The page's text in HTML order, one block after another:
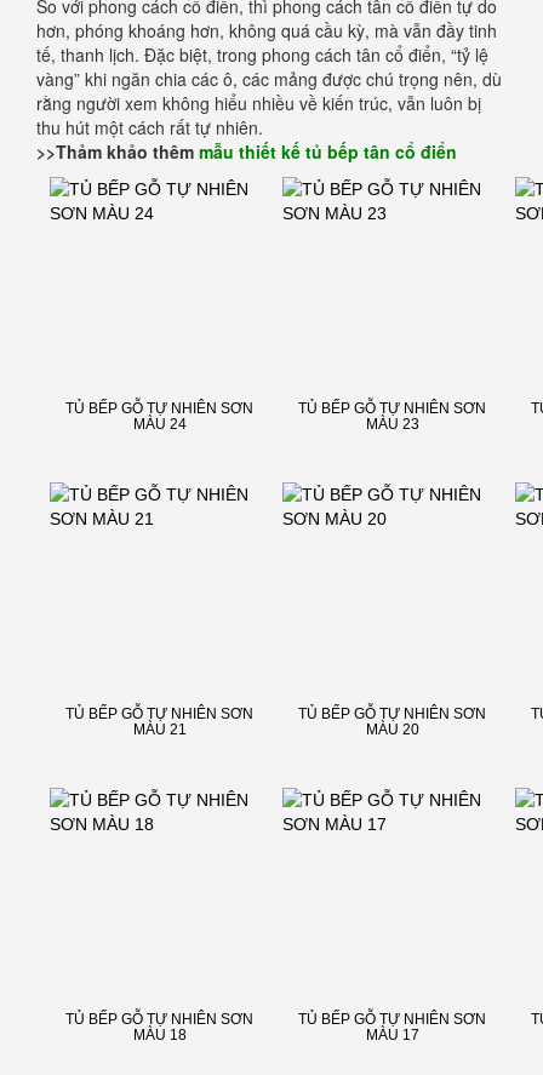
So với phong cách cổ điển, thì phong cách tân cổ điển tự do
hơn, phóng khoáng hơn, không quá cầu kỳ, mà vẫn đầy tinh
tế, thanh lịch. Đặc biệt, trong phong cách tân cổ điển, “tỷ lệ
vàng” khi ngăn chia các ô, các mảng được chú trọng nên, dù
rằng người xem không hiểu nhiều về kiến trúc, vẫn luôn bị
thu hút một cách rất tự nhiên.
>>Thảm khảo thêm mẫu thiết kế tủ bếp tân cổ điển
TỦ BẾP GỖ TỰ NHIÊN SƠN
MÀU 24
TỦ BẾP GỖ TỰ NHIÊN SƠN
MÀU 23
TỦ BẾP GỖ TỰ NHIÊN SƠN
MÀU 21
TỦ BẾP GỖ TỰ NHIÊN SƠN
MÀU 20
TỦ BẾP GỖ TỰ NHIÊN SƠN
MÀU 18
TỦ BẾP GỖ TỰ NHIÊN SƠN
MÀU 17